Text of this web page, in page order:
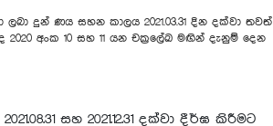
දුන් ණය සහන කාලය 2021.03.31 දින දක්වා තවත්
අංක 10 සහ 11 යන චක්‍රලේඛ මඟින් දැනුම් දෙන
සහ 2021.12.31 දක්වා දීර්ඝ කිරීමට